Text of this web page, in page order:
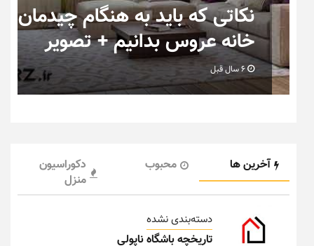
نکاتی که باید به هنگام چیدمان
خانه عروس بدانیم + تصویر
آخرین ها محبوب
دکوراسیون
منزل
دسته‌بندی نشده
تاریخچه باشگاه ناپولی